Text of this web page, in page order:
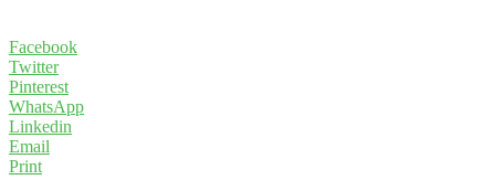
Facebook
Twitter
Pinterest
WhatsApp
Linkedin
Email
Print